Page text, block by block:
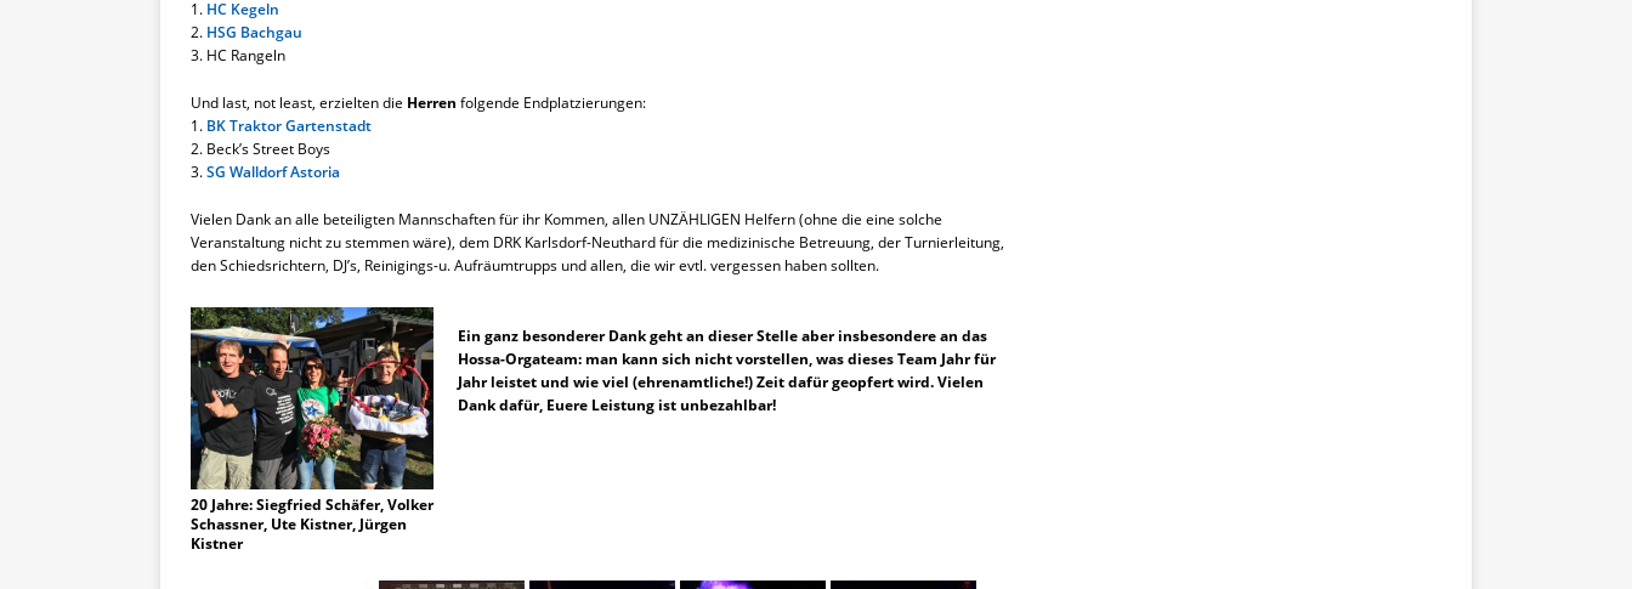
1. HC Kegeln
2. HSG Bachgau
3. HC Rangeln
Und last, not least, erzielten die Herren folgende Endplatzierungen:
1. BK Traktor Gartenstadt
2. Beck’s Street Boys
3.SG Walldorf Astoria
Vielen Dank an alle beteiligten Mannschaften für ihr Kommen, allen UNZÄHLIGEN Helfern (ohne die eine solche
Veranstaltung nicht zu stemmen wäre), dem DRK Karlsdorf-Neuthard für die medizinische Betreuung, der Turnierleitung,
den Schiedsrichtern, DJ’s, Reinigings-u. Aufräumtrupps und allen, die wir evtl. vergessen haben sollten.
20 Jahre: Siegfried Schäfer, Volker
Schassner, Ute Kistner, Jürgen
Kistner
Ein ganz besonderer Dank geht an dieser Stelle aber insbesondere an das
Hossa-Orgateam: man kann sich nicht vorstellen, was dieses Team Jahr für
Jahr leistet und wie viel (ehrenamtliche!) Zeit dafür geopfert wird. Vielen
Dank dafür, Euere Leistung ist unbezahlbar!